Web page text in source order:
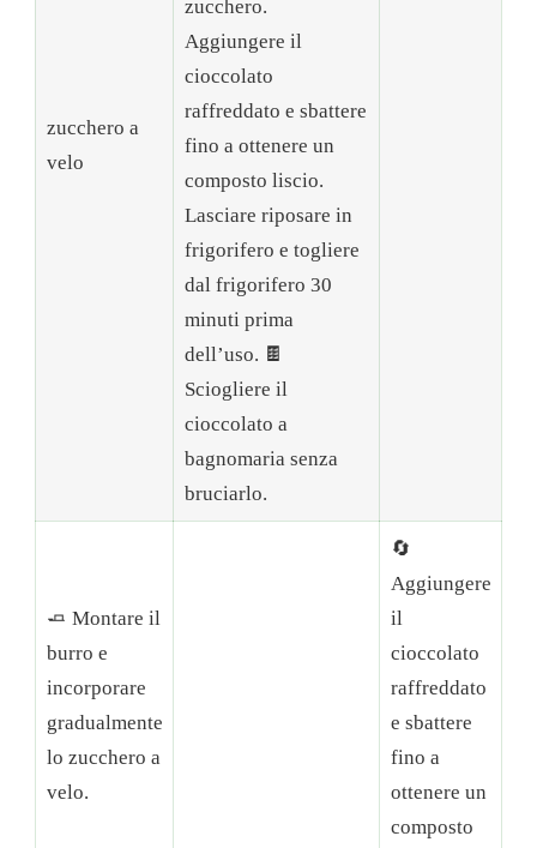
zucchero a
velo
zucchero.
Aggiungere il
cioccolato
raffreddato e sbattere
fino a ottenere un
composto liscio.
Lasciare riposare in
frigorifero e togliere
dal frigorifero 30
minuti prima
dell’uso. 🍫
Sciogliere il
cioccolato a
bagnomaria senza
bruciarlo.
🧈 Montare il
burro e
incorporare
gradualmente
lo zucchero a
velo.
🔄
Aggiungere
il
cioccolato
raffreddato
e sbattere
fino a
ottenere un
composto